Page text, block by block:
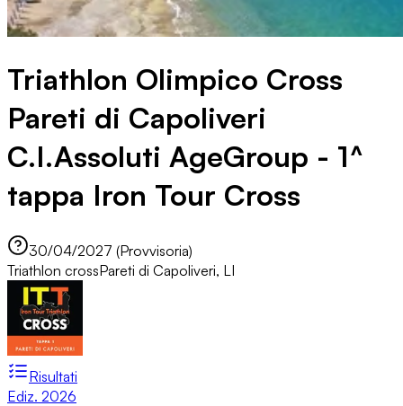
Triathlon Olimpico Cross
Pareti di Capoliveri
C.I.Assoluti AgeGroup - 1^
tappa Iron Tour Cross
30/04/2027 (Provvisoria)
Triathlon crossPareti di Capoliveri, LI
Risultati
Ediz. 2026